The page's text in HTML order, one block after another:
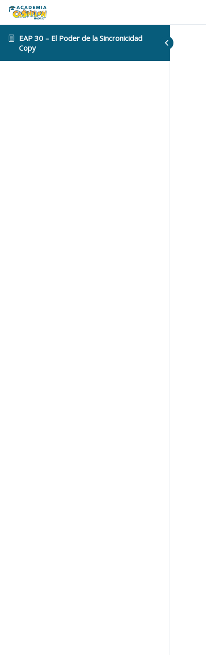
EAP 30 – El Poder de la Sincronicidad
Copy